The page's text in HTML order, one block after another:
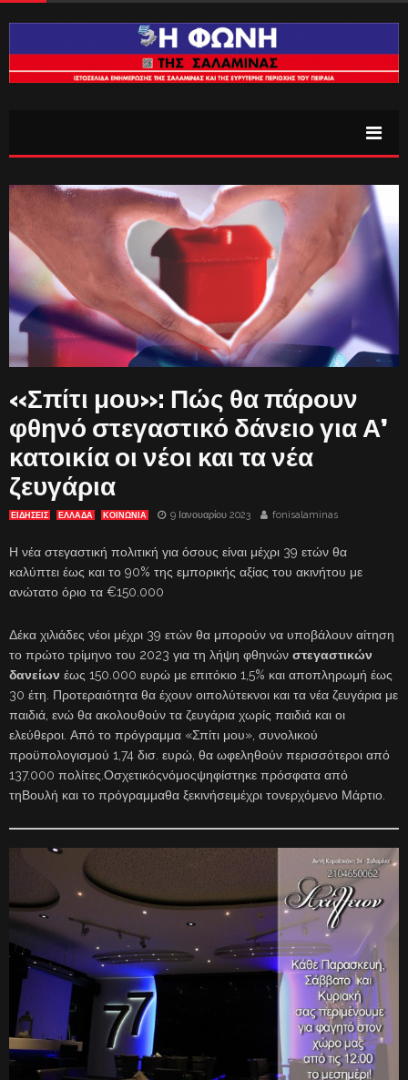
«Σπίτι μου»: Πώς θα πάρουν
φθηνό στεγαστικό δάνειο για Α’
κατοικία οι νέοι και τα νέα
ζευγάρια
ΕΙΔΗΣΕΙΣ ΕΛΛΑΔΑ ΚΟΙΝΩΝΙΑ 9 Ιανουαρίου 2023 fonisalaminas
Η νέα στεγαστική πολιτική για όσους είναι μέχρι 39 ετών θα
καλύπτει έως και το 90% της εμπορικής αξίας του ακινήτου με
ανώτατο όριο τα €150.000
Δέκα χιλιάδες νέοι μέχρι 39 ετών θα μπορούν να υποβάλουν αίτηση
το πρώτο τρίμηνο του 2023 για τη λήψη φθηνών στεγαστικών
δανείων έως 150.000 ευρώ με επιτόκιο 1,5% και αποπληρωμή έως
30 έτη. Προτεραιότητα θα έχουν οιπολύτεκνοι και τα νέα ζευγάρια με
παιδιά, ενώ θα ακολουθούν τα ζευγάρια χωρίς παιδιά και οι
ελεύθεροι. Από το πρόγραμμα «Σπίτι μου», συνολικού
προϋπολογισμού 1,74 δισ. ευρώ, θα ωφεληθούν περισσότεροι από
137.000 πολίτες.Οσχετικόςνόμοςψηφίστηκε πρόσφατα από
τηΒουλή και το πρόγραμμαθα ξεκινήσειμέχρι τονερχόμενο Μάρτιο.